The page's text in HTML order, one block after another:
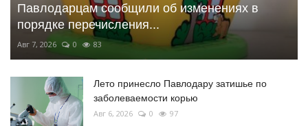
Павлодарцам сообщили об изменениях в
порядке перечисления...
Авг 7, 2026 0 83
Лето принесло Павлодару затишье по
заболеваемости корью
Авг 6, 2026 0 97